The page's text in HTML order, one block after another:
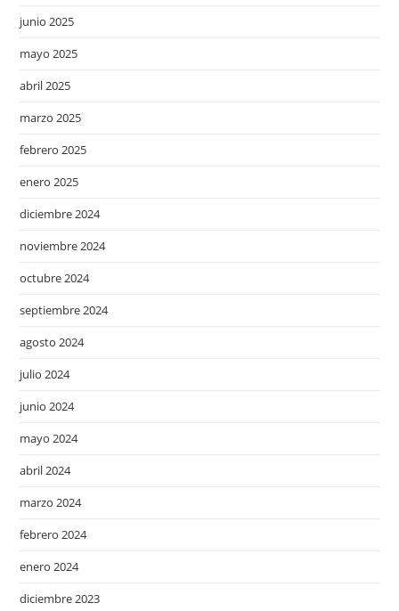
junio 2025
mayo 2025
abril 2025
marzo 2025
febrero 2025
enero 2025
diciembre 2024
noviembre 2024
octubre 2024
septiembre 2024
agosto 2024
julio 2024
junio 2024
mayo 2024
abril 2024
marzo 2024
febrero 2024
enero 2024
diciembre 2023